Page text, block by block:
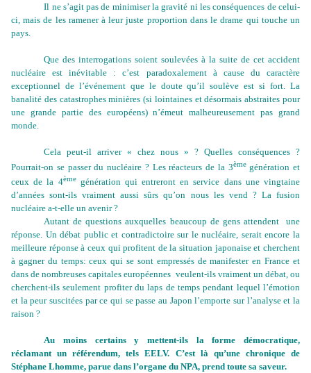
Il ne s’agit pas de minimiser la gravité ni les conséquences de celui-
ci, mais de les ramener à leur juste proportion dans le drame qui touche un
pays.
Que des interrogations soient soulevées à la suite de cet accident
nucléaire est inévitable : c’est paradoxalement à cause du caractère
exceptionnel de l’événement que le doute qu’il soulève est si fort. La
banalité des catastrophes minières (si lointaines et désormais abstraites pour
une grande partie des européens) n’émeut malheureusement pas grand
monde.
Cela peut-il arriver « chez nous » ? Quelles conséquences ?
Pourrait-on se passer du nucléaire ? Les réacteurs de la 3èmegénération et
ceux de la 4èmegénération qui entreront en service dans une vingtaine
d’années sont-ils vraiment aussi sûrs qu’on nous les vend ? La fusion
nucléaire a-t-elle un avenir ?
Autant de questions auxquelles beaucoup de gens attendent
une
réponse. Un débat public et contradictoire sur le nucléaire, serait encore la
meilleure réponse à ceux qui profitent de la situation japonaise et cherchent
à gagner du temps: ceux qui se sont empressés de manifester en France et
dans de nombreuses capitales européennes veulent-ils vraiment un débat, ou
cherchent-ils seulement profiter du laps de temps pendant lequel l’émotion
et la peur suscitées par ce qui se passe au Japon l’emporte sur l’analyse et la
raison ?
Au moins certains y mettent-ils la forme démocratique,
réclamant un référendum, tels EELV. C’est là qu’une chronique de
Stéphane Lhomme, parue dans l’organe du NPA, prend toute sa saveur.